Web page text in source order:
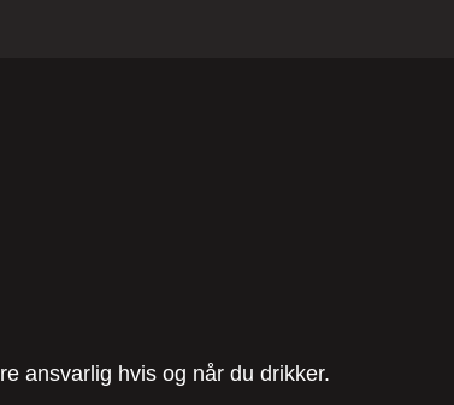
ansvarlig hvis og når du drikker.